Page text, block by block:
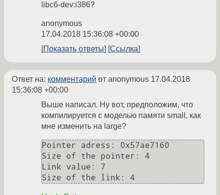
libc6-dev:i386?
anonymous
17.04.2018 15:36:08 +00:00
Показать ответы
Ссылка
Ответ на: комментарий от anonymous 17.04.2018
15:36:08 +00:00
Выше написал. Ну вот, предположим, что
компилируется с моделью памяти small, как
мне изменить на large?
Pointer adress: 0x57ae7160
Size of the pointer: 4
Link value: 7